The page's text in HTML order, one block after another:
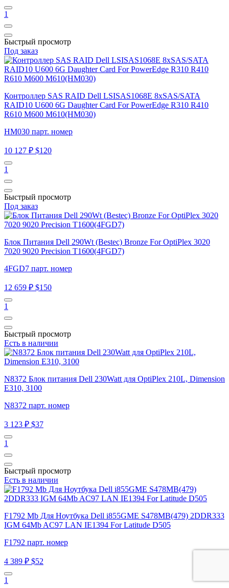
1
Быстрый просмотр
Под заказ
Контроллер SAS RAID Dell LSISAS1068E 8xSAS/SATA
RAID10 U600 6G Daughter Card For PowerEdge R310 R410
R610 M600 M610(HM030)
HM030 парт. номер
10 127 ₽ $120
1
Быстрый просмотр
Под заказ
Блок Питания Dell 290Wt (Bestec) Bronze For OptiPlex 3020
7020 9020 Precision T1600(4FGD7)
4FGD7 парт. номер
12 659 ₽ $150
1
Быстрый просмотр
Есть в наличии
N8372 Блок питания Dell 230Watt для OptiPlex 210L, Dimension
E310, 3100
N8372 парт. номер
3 123 ₽ $37
1
Быстрый просмотр
Есть в наличии
F1792 Mb Для Ноутбука Dell i855GME S478MB(479) 2DDR333
IGM 64Mb AC97 LAN IE1394 For Latitude D505
F1792 парт. номер
4 389 ₽ $52
1